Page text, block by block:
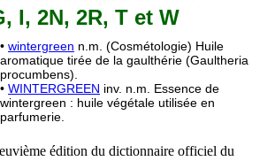
I, 2N, 2R, T et W
• wintergreen n.m. (Cosmétologie) Huile
aromatique tirée de la gaulthérie (Gaultheria
procumbens).
• WINTERGREEN inv. n.m. Essence de
wintergreen : huile végétale utilisée en
parfumerie.
édition du dictionnaire officiel du